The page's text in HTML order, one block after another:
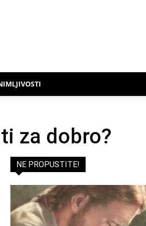
za dobro?
NE PROPUSTITE!